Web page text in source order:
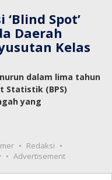
Spot’
Daerah
Kelas
dalam lima tahun
Statistik (BPS)
yang
Redaksi
Advertisement